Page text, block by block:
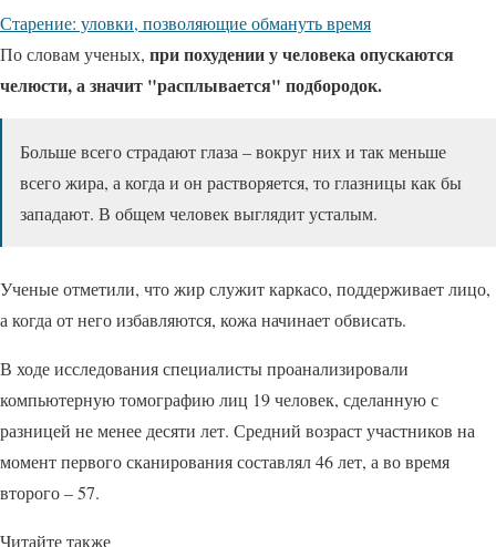
Старение: уловки, позволяющие обмануть время
По словам ученых, при похудении у человека опускаются
челюсти, а значит "расплывается" подбородок.
Больше всего страдают глаза – вокруг них и так меньше
всего жира, а когда и он растворяется, то глазницы как бы
западают. В общем человек выглядит усталым.
Ученые отметили, что жир служит каркасо, поддерживает лицо,
а когда от него избавляются, кожа начинает обвисать.
В ходе исследования специалисты проанализировали
компьютерную томографию лиц 19 человек, сделанную с
разницей не менее десяти лет. Средний возраст участников на
момент первого сканирования составлял 46 лет, а во время
второго – 57.
Читайте также